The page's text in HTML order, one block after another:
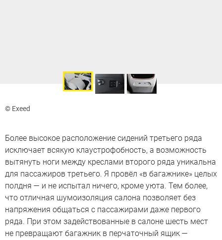
© Exeed
Более высокое расположение сидений третьего ряда
исключает всякую клаустрофобность, а возможность
вытянуть ноги между креслами второго ряда уникальна
для пассажиров третьего. Я провёл «в багажнике» целых
полдня — и не испытал ничего, кроме уюта. Тем более,
что отличная шумоизоляция салона позволяет без
напряжения общаться с пассажирами даже первого
ряда. При этом задействованные в салоне шесть мест
не превращают багажник в перчаточный ящик —